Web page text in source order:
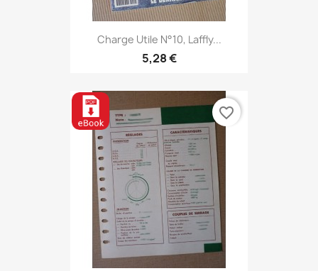
Charge Utile N°10, Laffly...
5,28 €
favorite_border